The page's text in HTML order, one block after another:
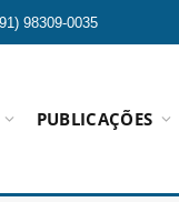
98309-0035
PUBLICAÇÕES